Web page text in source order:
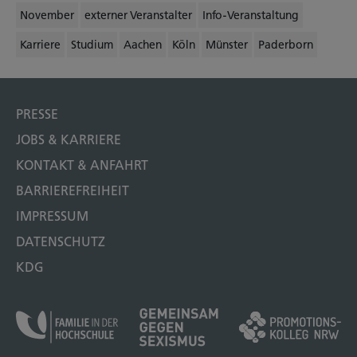
November externer Veranstalter Info-Veranstaltung
Karriere Studium Aachen Köln Münster Paderborn
PRESSE
JOBS & KARRIERE
KONTAKT & ANFAHRT
BARRIEREFREIHEIT
IMPRESSUM
DATENSCHUTZ
KDG